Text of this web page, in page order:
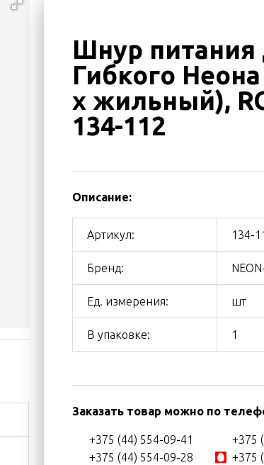
Шнур питания
Гибкого Неона
х жильный),
134-112
Описание:
Артикул: 134-
Бренд:
Ед. измерения: шт
В упаковке: 1
Заказать товар можно по
+375 (44) 554-09-41
+375
+375 (44) 554-09-28
+375